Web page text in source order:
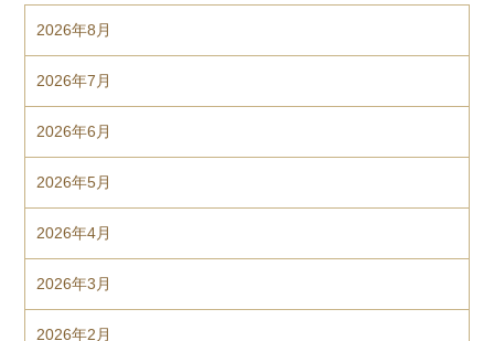
2026年8月
2026年7月
2026年6月
2026年5月
2026年4月
2026年3月
2026年2月